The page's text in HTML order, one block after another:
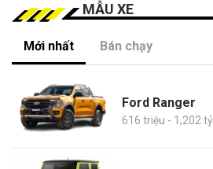
MẪU XE
Mới nhất Bán chạy
Ford Ranger
616 triệu - 1,202 tỷ